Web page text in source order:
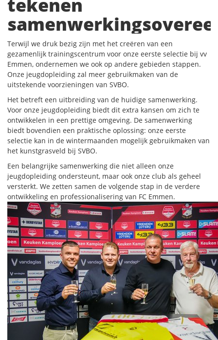
tekenen
Terwijl we druk bezig zijn met het creëren van een
gezamenlijk trainingscentrum voor onze eerste selectie bij vv
Emmen, ondernemen we ook op andere gebieden stappen.
Onze jeugdopleiding zal meer gebruikmaken van de
uitstekende voorzieningen van SVBO.
Het betreft een uitbreiding van de huidige samenwerking.
Voor onze jeugdopleiding biedt dit extra kansen om zich te
ontwikkelen in een prettige omgeving. De samenwerking
biedt bovendien een praktische oplossing: onze eerste
selectie kan in de wintermaanden mogelijk gebruikmaken van
het kunstgrasveld bij SVBO.
Een belangrijke samenwerking die niet alleen onze
jeugdopleiding ondersteunt, maar ook onze club als geheel
versterkt. We zetten samen de volgende stap in de verdere
ontwikkeling en professionalisering van FC Emmen.